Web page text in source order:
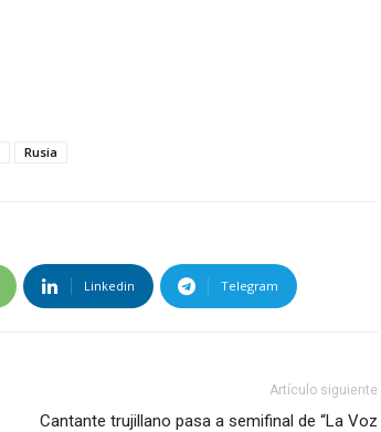
Rusia
Linkedin Telegram
Artículo siguiente
Cantante trujillano pasa a semifinal de “La Voz